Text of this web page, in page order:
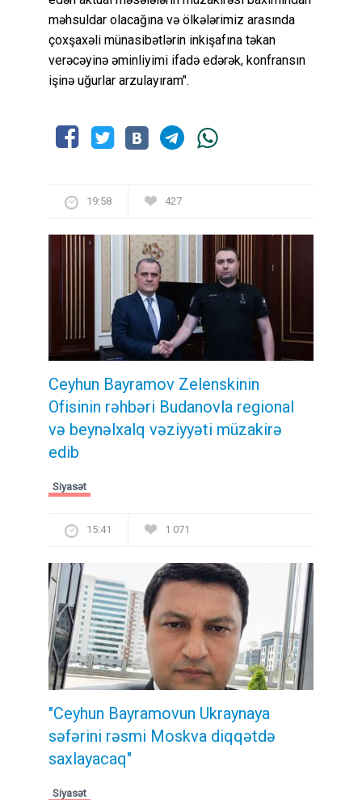
məhsuldar olacağına və ölkələrimiz arasında
çoxşaxəli münasibətlərin inkişafına təkan
verəcəyinə əminliyimi ifadə edərək, konfransın
işinə uğurlar arzulayıram".
19:58 427
Ceyhun Bayramov Zelenskinin
Ofisinin rəhbəri Budanovla regional
və beynəlxalq vəziyyəti müzakirə
edib
Siyasət
15:41 1 071
"Ceyhun Bayramovun Ukraynaya
səfərini rəsmi Moskva diqqətdə
saxlayacaq"
Siyasət